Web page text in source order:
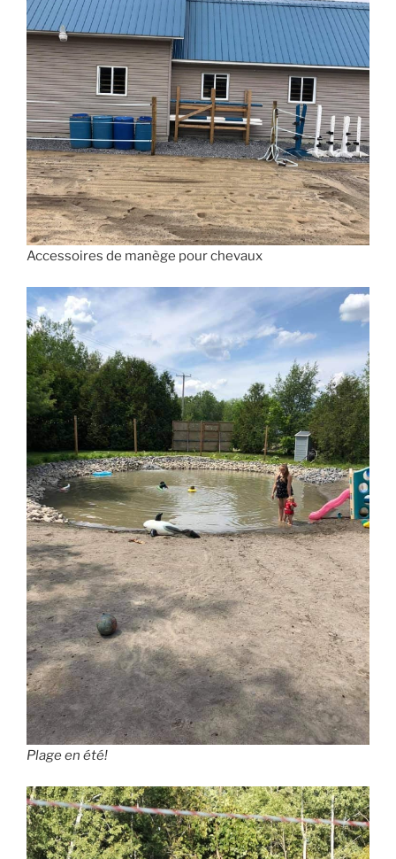
Accessoires de manège pour chevaux
Plage en été!